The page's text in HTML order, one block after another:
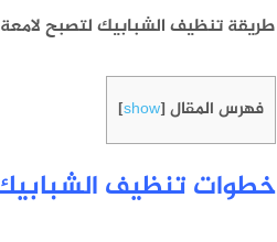
طريقة تنظيف الشبابيك لتصبح
فهرس المقال [
show
]
خطوات تنظيف